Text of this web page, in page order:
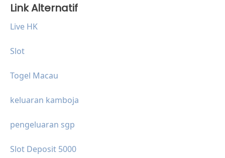
Link Alternatif
Live HK
Slot
Togel Macau
keluaran kamboja
pengeluaran sgp
Slot Deposit 5000